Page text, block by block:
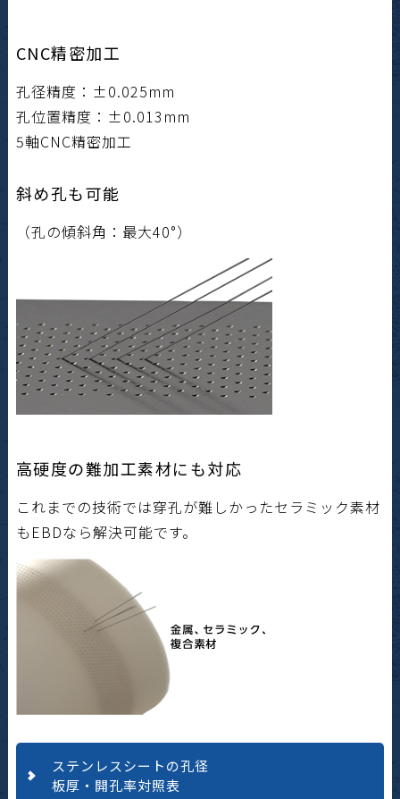
CNC精密加工
孔径精度：±0.025mm
孔位置精度：±0.013mm
5軸CNC精密加工
斜め孔も可能
（孔の傾斜角：最大40°）
高硬度の難加工素材にも対応
これまでの技術では穿孔が難しかったセラミック素材
もEBDなら解決可能です。
ステンレスシートの孔径
板厚・開孔率対照表